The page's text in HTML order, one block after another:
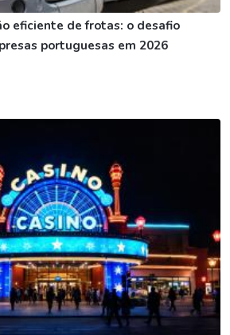
eficiente de frotas: o desafio
portuguesas em 2026